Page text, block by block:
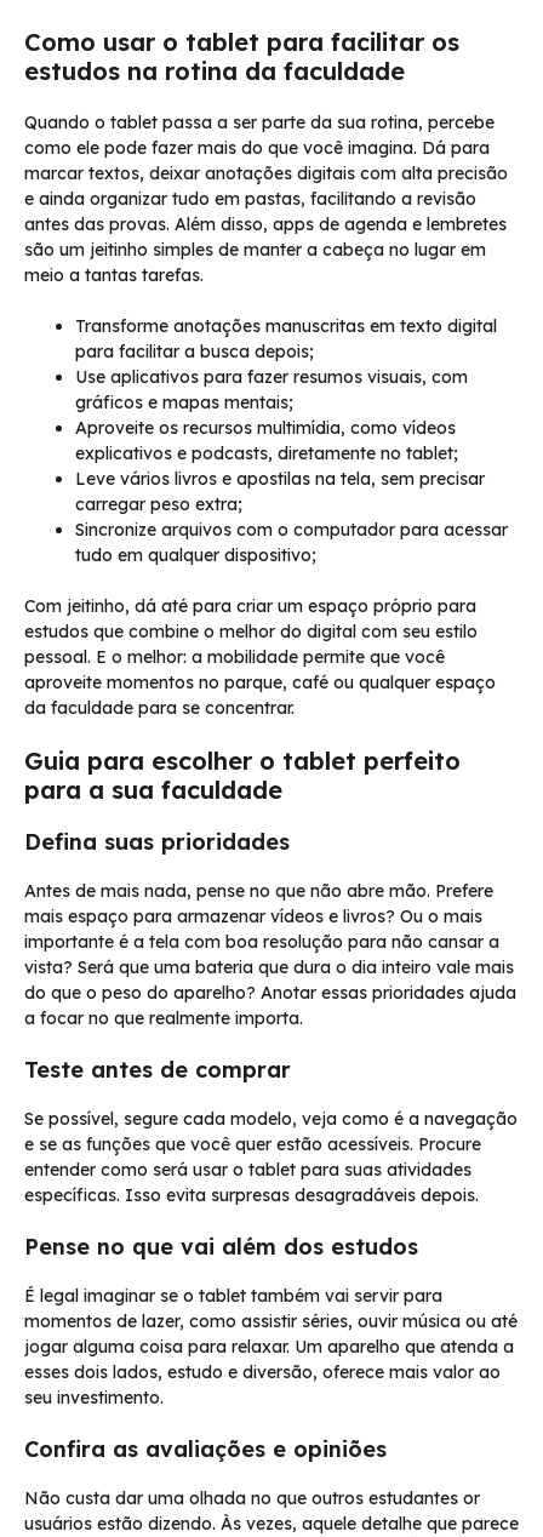
Como usar o tablet para facilitar os
estudos na rotina da faculdade
Quando o tablet passa a ser parte da sua rotina, percebe
como ele pode fazer mais do que você imagina. Dá para
marcar textos, deixar anotações digitais com alta precisão
e ainda organizar tudo em pastas, facilitando a revisão
antes das provas. Além disso, apps de agenda e lembretes
são um jeitinho simples de manter a cabeça no lugar em
meio a tantas tarefas.
Transforme anotações manuscritas em texto digital
para facilitar a busca depois;
Use aplicativos para fazer resumos visuais, com
gráficos e mapas mentais;
Aproveite os recursos multimídia, como vídeos
explicativos e podcasts, diretamente no tablet;
Leve vários livros e apostilas na tela, sem precisar
carregar peso extra;
Sincronize arquivos com o computador para acessar
tudo em qualquer dispositivo;
Com jeitinho, dá até para criar um espaço próprio para
estudos que combine o melhor do digital com seu estilo
pessoal. E o melhor: a mobilidade permite que você
aproveite momentos no parque, café ou qualquer espaço
da faculdade para se concentrar.
Guia para escolher o tablet perfeito
para a sua faculdade
Defina suas prioridades
Antes de mais nada, pense no que não abre mão. Prefere
mais espaço para armazenar vídeos e livros? Ou o mais
importante é a tela com boa resolução para não cansar a
vista? Será que uma bateria que dura o dia inteiro vale mais
do que o peso do aparelho? Anotar essas prioridades ajuda
a focar no que realmente importa.
Teste antes de comprar
Se possível, segure cada modelo, veja como é a navegação
e se as funções que você quer estão acessíveis. Procure
entender como será usar o tablet para suas atividades
específicas. Isso evita surpresas desagradáveis depois.
Pense no que vai além dos estudos
É legal imaginar se o tablet também vai servir para
momentos de lazer, como assistir séries, ouvir música ou até
jogar alguma coisa para relaxar. Um aparelho que atenda a
esses dois lados, estudo e diversão, oferece mais valor ao
seu investimento.
Confira as avaliações e opiniões
Não custa dar uma olhada no que outros estudantes or
usuários estão dizendo. Às vezes, aquele detalhe que parece